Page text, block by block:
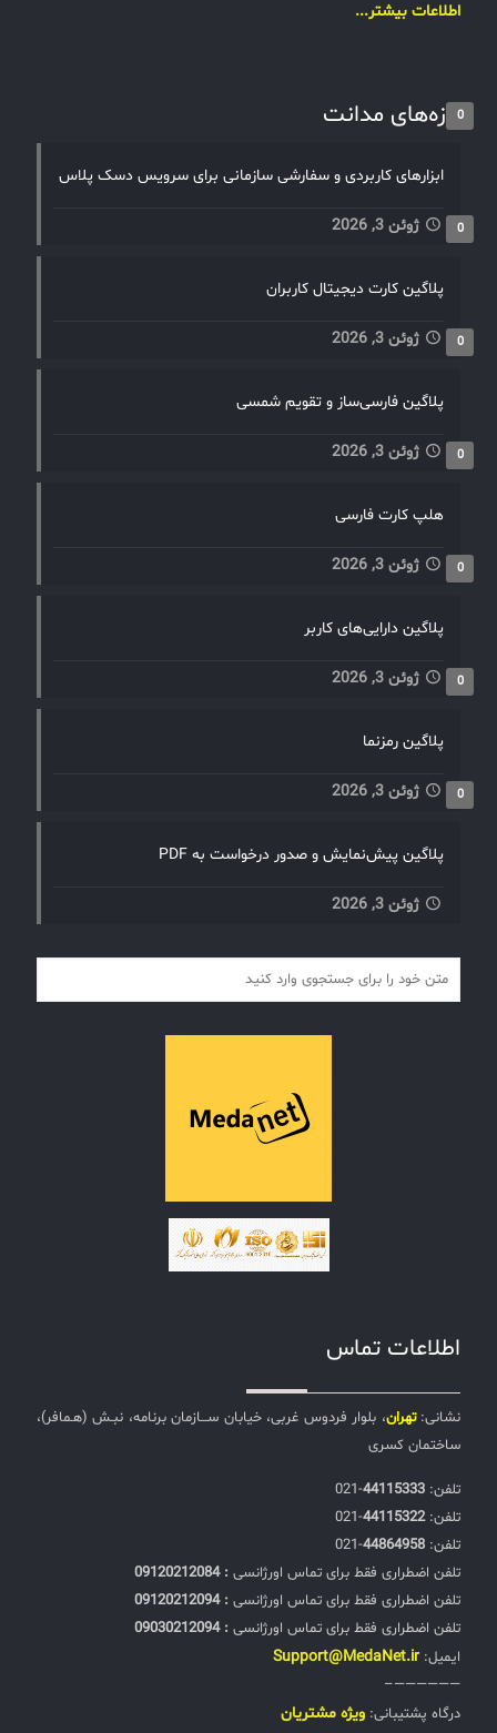
اطلاعات بیشتر...
تازه‌های مدانت0
ابزارهای کاربردی و سفارشی سازمانی برای سرویس دسک پلاس
ژوئن 3, 2026 0
پلاگین کارت دیجیتال کاربران
ژوئن 3, 2026 0
پلاگین فارسی‌ساز و تقویم شمسی
ژوئن 3, 2026 0
هلپ کارت فارسی
ژوئن 3, 2026 0
پلاگین دارایی‌های کاربر
ژوئن 3, 2026 0
پلاگین رمزنما
ژوئن 3, 2026 0
پلاگین پیش‌نمایش و صدور درخواست به PDF
ژوئن 3, 2026
اطلاعات تماس
نشانی:تهران، بلوار فردوس غربی، خیابان ســـازمان برنامه، نبـش (هـمافر)،
ساختمان کسری
تلفن:‌ 44115333
-021
تلفن:‌44115322
-021
تلفن:‌ 44864958
-021
تلفن اضطراری فقط برای تماس اورژانسی : 09120212084
تلفن اضطراری فقط برای تماس اورژانسی : 09120212094
تلفن اضطراری فقط برای تماس اورژانسی : 09030212094
ایمیل: Support@MedaNet.ir
——————–
درگاه پشتیبانی: ويژه مشتریان